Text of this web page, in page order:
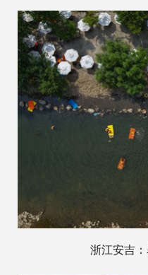
浙江安吉